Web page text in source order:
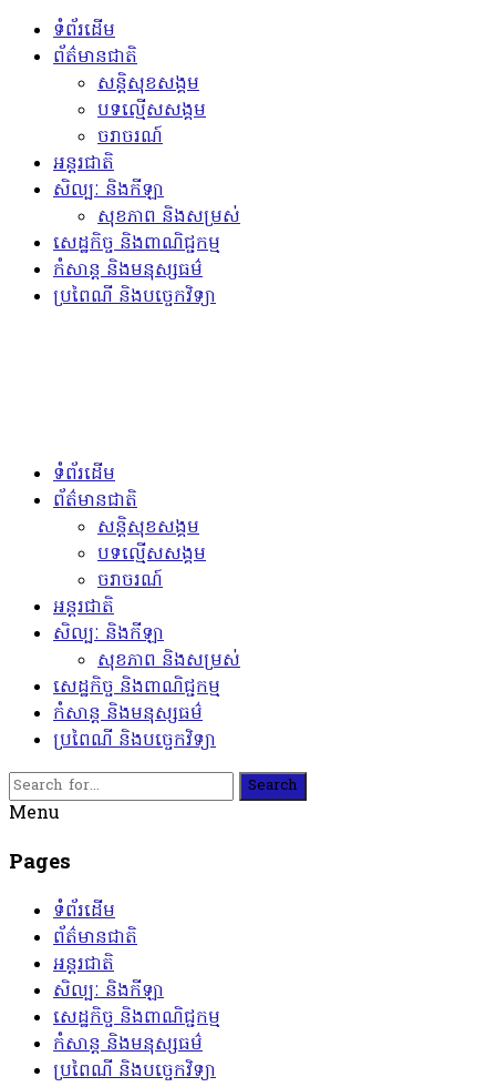
ទំព័រដើម
ព័ត៌មានជាតិ
សន្តិសុខសង្គម
បទល្មើសសង្គម
ចរាចរណ៍
អន្តរជាតិ
សិល្បៈ និងកីឡា
សុខភាព និងសម្រស់
សេដ្ឋកិច្ច និងពាណិជ្ជកម្ម
កំសាន្ត និងមនុស្សធម៌
ប្រពៃណី និងបច្ចេកវិទ្យា
ទំព័រដើម
ព័ត៌មានជាតិ
សន្តិសុខសង្គម
បទល្មើសសង្គម
ចរាចរណ៍
អន្តរជាតិ
សិល្បៈ និងកីឡា
សុខភាព និងសម្រស់
សេដ្ឋកិច្ច និងពាណិជ្ជកម្ម
កំសាន្ត និងមនុស្សធម៌
ប្រពៃណី និងបច្ចេកវិទ្យា
Search
Menu
Pages
ទំព័រដើម
ព័ត៌មានជាតិ
អន្តរជាតិ
សិល្បៈ និងកីឡា
សេដ្ឋកិច្ច និងពាណិជ្ជកម្ម
កំសាន្ត និងមនុស្សធម៌
ប្រពៃណី និងបច្ចេកវិទ្យា